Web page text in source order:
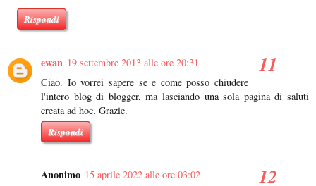
Rispondi
ewan 19 settembre 2013 alle ore 20:31
Ciao. Io vorrei sapere se e come posso chiudere
l'intero blog di blogger, ma lasciando una sola pagina di saluti
creata ad hoc. Grazie.
Rispondi
Anonimo 15 aprile 2022 alle ore 03:02